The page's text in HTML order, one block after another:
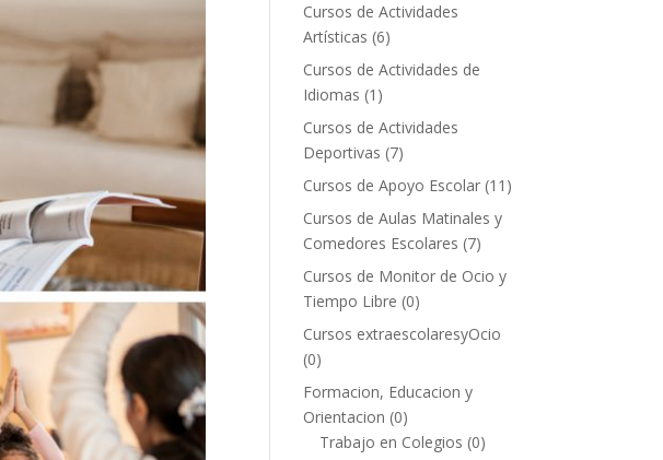
Cursos de Actividades
Artísticas (6)
Cursos de Actividades de
Idiomas (1)
Cursos de Actividades
Deportivas (7)
Cursos de Apoyo Escolar (11)
Cursos de Aulas Matinales y
Comedores Escolares (7)
Cursos de Monitor de Ocio y
Tiempo Libre (0)
Cursos extraescolaresyOcio
(0)
Formacion, Educacion y
Orientacion (0)
Trabajo en Colegios (0)